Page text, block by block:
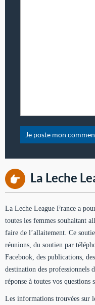
La Leche
La Leche League France a
toutes les femmes souhaitant
faire de l’allaitement. Ce
réunions, du soutien par
Facebook, des publications,
destination des professionnels
réponse à toutes vos questions
Les informations trouvées sur